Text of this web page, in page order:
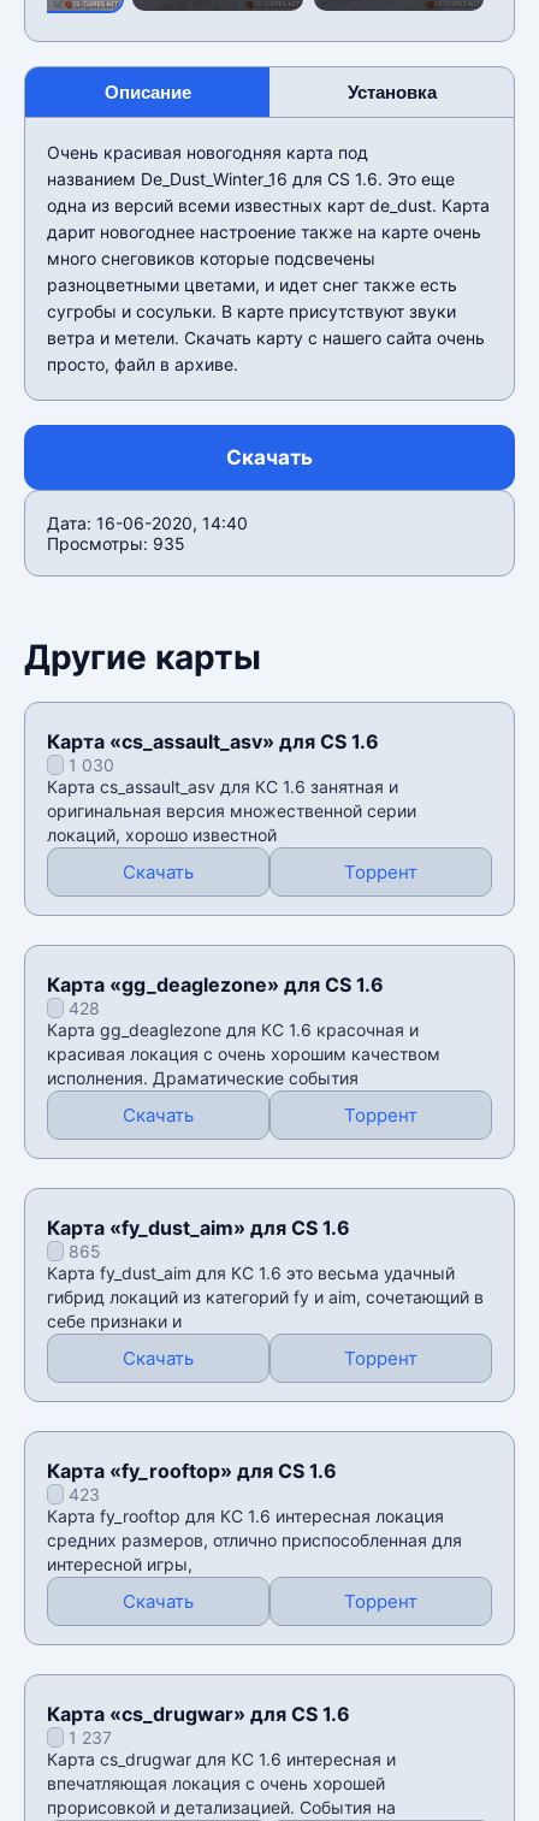
Описание Установка
Очень красивая новогодняя карта под
названием De_Dust_Winter_16 для CS 1.6. Это еще
одна из версий всеми известных карт de_dust. Карта
дарит новогоднее настроение также на карте очень
много снеговиков которые подсвечены
разноцветными цветами, и идет снег также есть
сугробы и сосульки. В карте присутствуют звуки
ветра и метели. Скачать карту с нашего сайта очень
просто, файл в архиве.
Скачать
Дата: 16-06-2020, 14:40
Просмотры: 935
Другие карты
Карта «cs_assault_asv» для CS 1.6
1 030
Карта cs_assault_asv для КС 1.6 занятная и
оригинальная версия множественной серии
локаций, хорошо известной
Скачать Торрент
Карта «gg_deaglezone» для CS 1.6
428
Карта gg_deaglezone для КС 1.6 красочная и
красивая локация с очень хорошим качеством
исполнения. Драматические события
Скачать Торрент
Карта «fy_dust_aim» для CS 1.6
865
Карта fy_dust_aim для КС 1.6 это весьма удачный
гибрид локаций из категорий fy и aim, сочетающий в
себе признаки и
Скачать Торрент
Карта «fy_rooftop» для CS 1.6
423
Карта fy_rooftop для КС 1.6 интересная локация
средних размеров, отлично приспособленная для
интересной игры,
Скачать Торрент
Карта «cs_drugwar» для CS 1.6
1 237
Карта cs_drugwar для КС 1.6 интересная и
впечатляющая локация с очень хорошей
прорисовкой и детализацией. События на